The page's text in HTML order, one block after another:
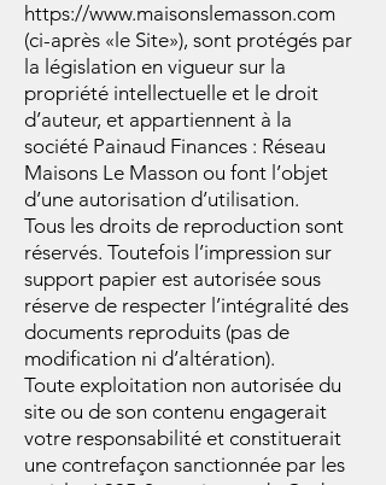
https://www.maisonslemasson.com
(ci-après «le Site»), sont protégés par
la législation en vigueur sur la
propriété intellectuelle et le droit
d’auteur, et appartiennent à la
société Painaud Finances : Réseau
Maisons Le Masson ou font l’objet
d’une autorisation d’utilisation.
Tous les droits de reproduction sont
réservés. Toutefois l’impression sur
support papier est autorisée sous
réserve de respecter l’intégralité des
documents reproduits (pas de
modification ni d’altération).
Toute exploitation non autorisée du
site ou de son contenu engagerait
votre responsabilité et constituerait
une contrefaçon sanctionnée par les